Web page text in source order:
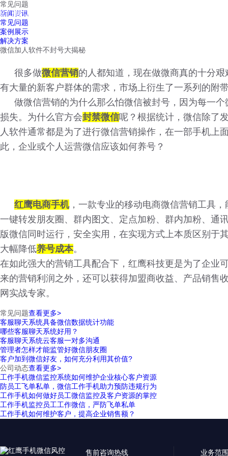
红鹰工作手机
常见问题
新闻资讯
常见问题
案例展示
解决方案
微信加人软件不封号大揭秘
很多做微信营销的人都知道，现在做微商真的十分
有大量的新客户群体的需求，市场上衍生了一系列的附
做微信营销的为什么那么怕微信被封号，因为每一
损失。为什么官方会封禁微信呢？根据统计，微信除了
人软件通常都是为了进行微信营销操作，在一部手机上
此，企业或个人运营微信应该如何养号？
红鹰电商手机，一款专业的移动电商微信营销工具，
一键转发朋友圈、群内图文、定点加粉、群内加粉、通
版微信同时运行，安全实用，在实现方式上本质区别于
大幅降低养号成本。
在如此强大的营销工具配合下，红鹰科技更是为了企业
来的营销利润之外，还可以获得加盟商收益、产品销售
网实战专家。
常见问题查看更多>
客服聊天系统具备微信数据统计功能
哪些客服聊天系统好用？
客服聊天系统云客服一对多沟通
管理者怎样才能监管好微信朋友圈
客户加到微信好友，如何充分利用其价值?
公司动态查看更多>
工作手机微信监控系统如何维护企业核心客户资源
防员工飞单私单，微信工作手机助力预防违规行为
工作手机如何做好员工微信监控及客户资源的掌控
工作手机监控员工工作微信，严防飞单私单
工作手机如何维护客户，提高企业销售额？
售前咨询热线 业务范